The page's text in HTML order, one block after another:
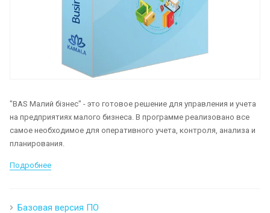
"BAS Малий бізнес" - это готовое решение для управления и учета
на предприятиях малого бизнеса. В программе реализовано все
самое необходимое для оперативного учета, контроля, анализа и
планирования.
Подробнее
Базовая версия ПО